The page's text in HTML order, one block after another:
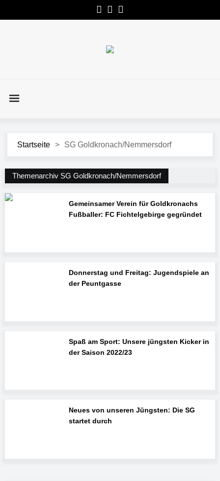
Startseite > SG Goldkronach/Nemmersdorf
Themenarchiv SG Goldkronach/Nemmersdorf
Gemeinsamer Verein für Goldkronachs
Fußballer: FC Fichtelgebirge gegründet
Donnerstag und Freitag: Jugendspiele an
der Peuntgasse
Spaß am Sport: Unsere jüngsten Kicker in
der Saison 2022/23
Neues von unseren Jüngsten: Die SG
startet durch